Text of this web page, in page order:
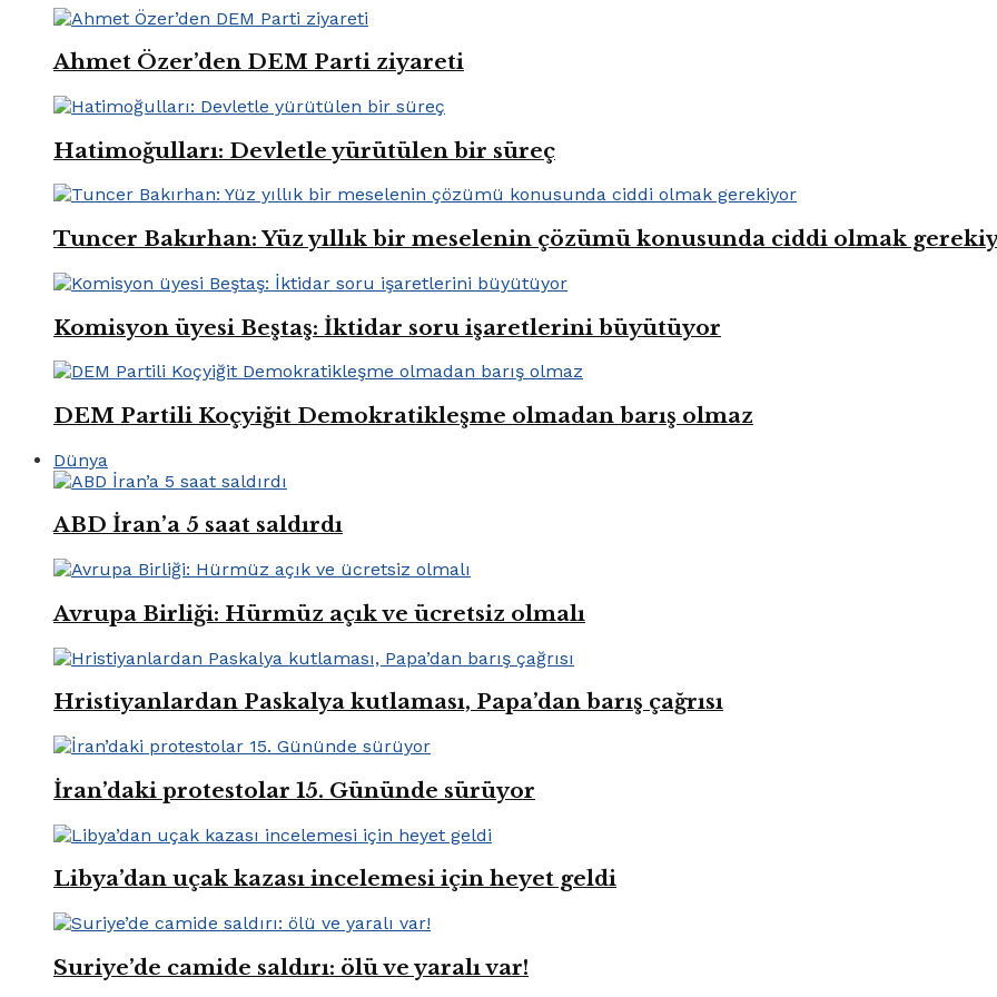
Ahmet Özer’den DEM Parti ziyareti
Hatimoğulları: Devletle yürütülen bir süreç
Tuncer Bakırhan: Yüz yıllık bir meselenin çözümü konusunda ciddi olmak
Komisyon üyesi Beştaş: İktidar soru işaretlerini büyütüyor
DEM Partili Koçyiğit Demokratikleşme olmadan barış olmaz
Dünya
ABD İran’a 5 saat saldırdı
Avrupa Birliği: Hürmüz açık ve ücretsiz olmalı
Hristiyanlardan Paskalya kutlaması, Papa’dan barış çağrısı
İran’daki protestolar 15. Gününde sürüyor
Libya’dan uçak kazası incelemesi için heyet geldi
Suriye’de camide saldırı: ölü ve yaralı var!